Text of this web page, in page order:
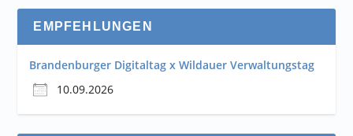
EMPFEHLUNGEN
Brandenburger Digitaltag x Wildauer Verwaltungstag
10.09.2026